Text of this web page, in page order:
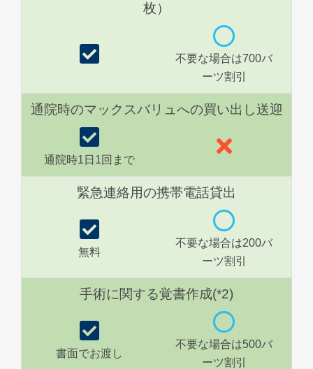
枚）
不要な場合は700バ
ーツ割引
通院時のマックスバリュへの買い出し送迎
通院時1日1回まで
緊急連絡用の携帯電話貸出
無料
不要な場合は200バ
ーツ割引
手術に関する覚書作成(*2)
書面でお渡し
不要な場合は500バ
ーツ割引